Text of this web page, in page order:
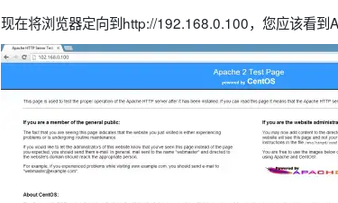
现在将浏览器定向到http://192.168.0.100，您应该看到